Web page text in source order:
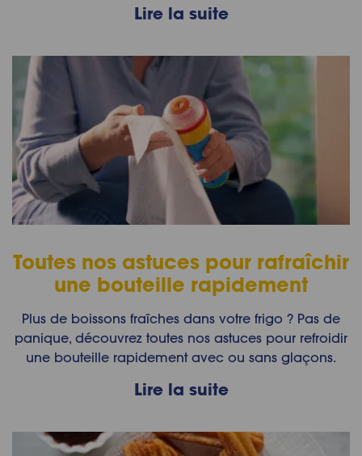
Lire la suite
Toutes nos astuces pour rafraîchir
une bouteille rapidement
Plus de boissons fraîches dans votre frigo ? Pas de
panique, découvrez toutes nos astuces pour refroidir
une bouteille rapidement avec ou sans glaçons.
Lire la suite